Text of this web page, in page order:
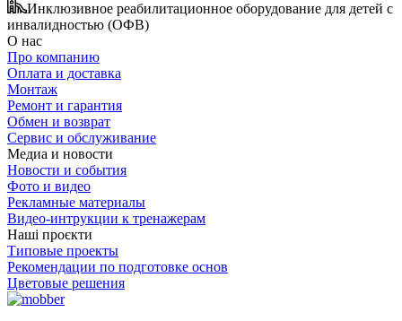
Инклюзивное реабилитационное оборудование для детей с
инвалидностью (ОФВ)
О нас
Про компанию
Оплата и доставка
Монтаж
Ремонт и гарантия
Обмен и возврат
Сервис и обслуживание
Медиа и новости
Новости и события
Фото и видео
Рекламные материалы
Видео-интрукции к тренажерам
Наші проєкти
Типовые проекты
Рекомендации по подготовке основ
Цветовые решения